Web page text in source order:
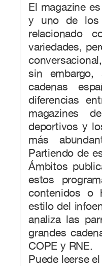
El magazine
y uno de los
relacionado
variedades,
sin
cadenas
diferencias
magazines
deportivos y
más
Partiendo de
Ámbitos
estos
contenidos o
estilo del
analiza las
grandes
COPE y RNE.
Puede leerse